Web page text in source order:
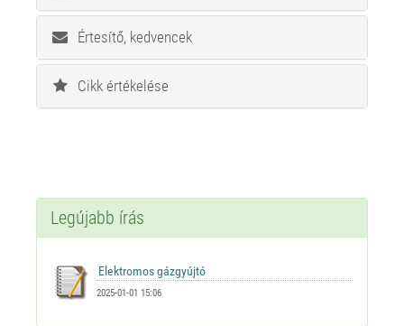
Értesítő, kedvencek
Cikk értékelése
Legújabb írás
2025-01-01 15:06